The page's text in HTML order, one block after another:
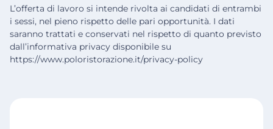
L’offerta di lavoro si intende rivolta ai candidati di entrambi
i sessi, nel pieno rispetto delle pari opportunità. I dati
saranno trattati e conservati nel rispetto di quanto previsto
dall’informativa privacy disponibile su
https://www.poloristorazione.it/privacy-policy